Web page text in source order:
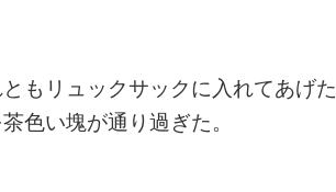
もリュックサックに入れてあげた
色い塊が通り過ぎた。